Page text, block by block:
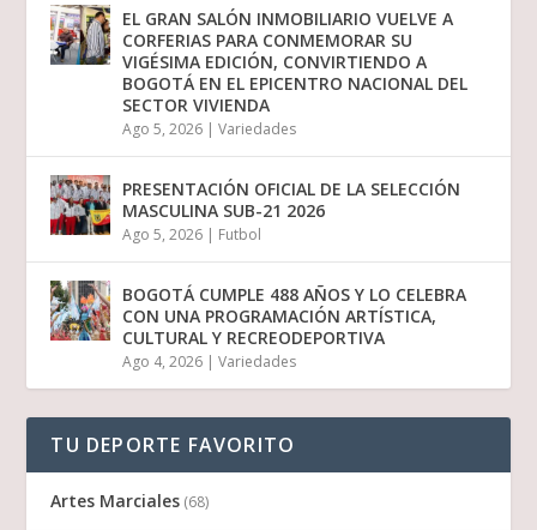
EL GRAN SALÓN INMOBILIARIO VUELVE A
CORFERIAS PARA CONMEMORAR SU
VIGÉSIMA EDICIÓN, CONVIRTIENDO A
BOGOTÁ EN EL EPICENTRO NACIONAL DEL
SECTOR VIVIENDA
Ago 5, 2026 |Variedades
PRESENTACIÓN OFICIAL DE LA SELECCIÓN
MASCULINA SUB-21 2026
Ago 5, 2026 | Futbol
BOGOTÁ CUMPLE 488 AÑOS Y LO CELEBRA
CON UNA PROGRAMACIÓN ARTÍSTICA,
CULTURAL Y RECREODEPORTIVA
Ago 4, 2026 |Variedades
TU DEPORTE FAVORITO
Artes Marciales (68)